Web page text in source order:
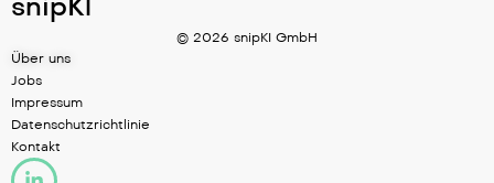
© 2026 snipKI GmbH
Über uns
Jobs
Impressum
Datenschutzrichtlinie
Kontakt